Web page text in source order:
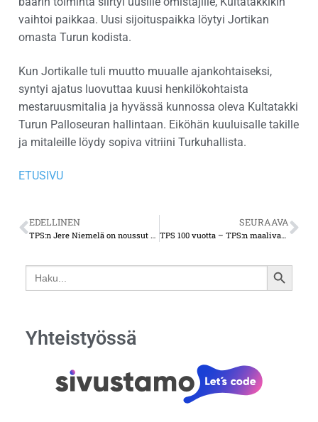
vaihtoi paikkaa. Uusi sijoituspaikka löytyi Jortikan
omasta Turun kodista.
Kun Jortikalle tuli muutto muualle ajankohtaiseksi,
syntyi ajatus luovuttaa kuusi henkilökohtaista
mestaruusmitalia ja hyvässä kunnossa oleva Kultatakki
Turun Palloseuran hallintaan. Eiköhän kuuluisalle takille
ja mitaleille löydy sopiva vitriini Turkuhallista.
ETUSIVU
EDELLINEN
TPS:n Jere Niemelä on noussut raketin lailla maajoukkueeseen
SEURAAVA
TPS 100 vuotta – TPS:n maalivahti Oskari Fälden on noussut miesten maajoukkueeseen ennätysnuorena
Search
for:
SEARCH
Yhteistyössä